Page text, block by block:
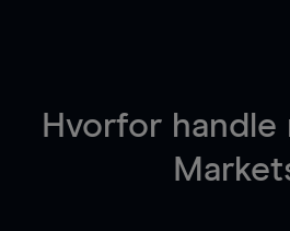
Hvorfor handle